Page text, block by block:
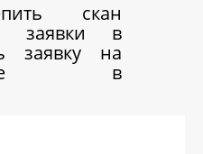
скан
заявки в
заявку на
в